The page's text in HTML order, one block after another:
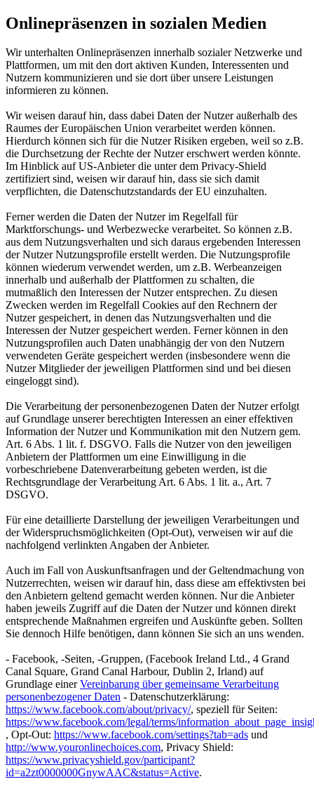
Onlinepräsenzen in sozialen Medien
Wir unterhalten Onlinepräsenzen innerhalb sozialer Netzwerke und
Plattformen, um mit den dort aktiven Kunden, Interessenten und
Nutzern kommunizieren und sie dort über unsere Leistungen
informieren zu können.
Wir weisen darauf hin, dass dabei Daten der Nutzer außerhalb des
Raumes der Europäischen Union verarbeitet werden können.
Hierdurch können sich für die Nutzer Risiken ergeben, weil so z.B.
die Durchsetzung der Rechte der Nutzer erschwert werden könnte.
Im Hinblick auf US-Anbieter die unter dem Privacy-Shield
zertifiziert sind, weisen wir darauf hin, dass sie sich damit
verpflichten, die Datenschutzstandards der EU einzuhalten.
Ferner werden die Daten der Nutzer im Regelfall für
Marktforschungs- und Werbezwecke verarbeitet. So können z.B.
aus dem Nutzungsverhalten und sich daraus ergebenden Interessen
der Nutzer Nutzungsprofile erstellt werden. Die Nutzungsprofile
können wiederum verwendet werden, um z.B. Werbeanzeigen
innerhalb und außerhalb der Plattformen zu schalten, die
mutmaßlich den Interessen der Nutzer entsprechen. Zu diesen
Zwecken werden im Regelfall Cookies auf den Rechnern der
Nutzer gespeichert, in denen das Nutzungsverhalten und die
Interessen der Nutzer gespeichert werden. Ferner können in den
Nutzungsprofilen auch Daten unabhängig der von den Nutzern
verwendeten Geräte gespeichert werden (insbesondere wenn die
Nutzer Mitglieder der jeweiligen Plattformen sind und bei diesen
eingeloggt sind).
Die Verarbeitung der personenbezogenen Daten der Nutzer erfolgt
auf Grundlage unserer berechtigten Interessen an einer effektiven
Information der Nutzer und Kommunikation mit den Nutzern gem.
Art. 6 Abs. 1 lit. f. DSGVO. Falls die Nutzer von den jeweiligen
Anbietern der Plattformen um eine Einwilligung in die
vorbeschriebene Datenverarbeitung gebeten werden, ist die
Rechtsgrundlage der Verarbeitung Art. 6 Abs. 1 lit. a., Art. 7
DSGVO.
Für eine detaillierte Darstellung der jeweiligen Verarbeitungen und
der Widerspruchsmöglichkeiten (Opt-Out), verweisen wir auf die
nachfolgend verlinkten Angaben der Anbieter.
Auch im Fall von Auskunftsanfragen und der Geltendmachung von
Nutzerrechten, weisen wir darauf hin, dass diese am effektivsten bei
den Anbietern geltend gemacht werden können. Nur die Anbieter
haben jeweils Zugriff auf die Daten der Nutzer und können direkt
entsprechende Maßnahmen ergreifen und Auskünfte geben. Sollten
Sie dennoch Hilfe benötigen, dann können Sie sich an uns wenden.
- Facebook, -Seiten, -Gruppen, (Facebook Ireland Ltd., 4 Grand
Canal Square, Grand Canal Harbour, Dublin 2, Irland) auf
Grundlage einerVereinbarung über gemeinsame Verarbeitung
personenbezogener Daten - Datenschutzerklärung:
https://www.facebook.com/about/privacy/, speziell für Seiten:
https://www.facebook.com/legal/terms/
, Opt-Out: https://www.facebook.com/settings?tab=ads und
http://www.youronlinechoices.com, Privacy Shield:
https://www.privacyshield.gov/participant?
id=a2zt0000000GnywAAC&status=Active.